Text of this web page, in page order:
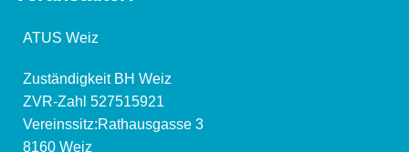
ATUS Weiz
Zuständigkeit BH Weiz
ZVR-Zahl 527515921
Vereinssitz:Rathausgasse 3
8160 Weiz